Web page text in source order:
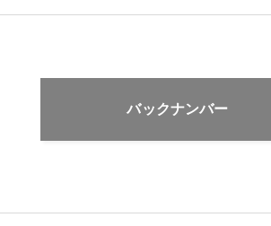
バックナンバー